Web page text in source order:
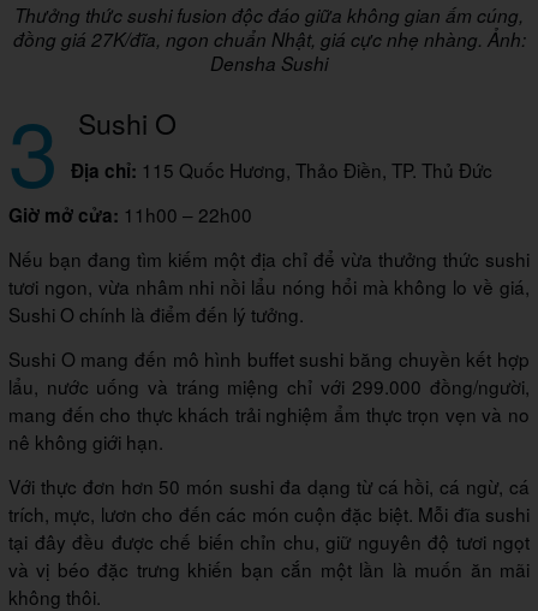
Thưởng thức sushi fusion độc đáo giữa không gian ấm cúng,
đồng giá 27K/đĩa, ngon chuẩn Nhật, giá cực nhẹ nhàng. Ảnh:
Densha Sushi
3 Sushi O
Địa chỉ: 115 Quốc Hương, Thảo Điền, TP. Thủ Đức
Giờ mở cửa: 11h00 – 22h00
Nếu bạn đang tìm kiếm một địa chỉ để vừa thưởng thức sushi
tươi ngon, vừa nhâm nhi nồi lẩu nóng hổi mà không lo về giá,
Sushi O chính là điểm đến lý tưởng.
Sushi O mang đến mô hình buffet sushi băng chuyền kết hợp
lẩu, nước uống và tráng miệng chỉ với 299.000 đồng/người,
mang đến cho thực khách trải nghiệm ẩm thực trọn vẹn và no
nê không giới hạn.
Với thực đơn hơn 50 món sushi đa dạng từ cá hồi, cá ngừ, cá
trích, mực, lươn cho đến các món cuộn đặc biệt. Mỗi đĩa sushi
tại đây đều được chế biến chỉn chu, giữ nguyên độ tươi ngọt
và vị béo đặc trưng khiến bạn cắn một lần là muốn ăn mãi
không thôi.